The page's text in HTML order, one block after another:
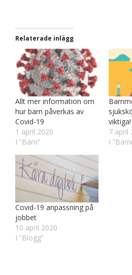
Relaterade inlägg
Allt mer information om
hur barn påverkas av
Covid-19
1 april 2020
I ”Barn”
viktiga!
7 april
I
Covid-19 anpassning på
jobbet
10 april 2020
I ”Blogg”